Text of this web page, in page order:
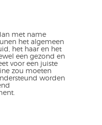
met name
het algemeen
het haar en het
een gezond en
voor een juiste
zou moeten
worden